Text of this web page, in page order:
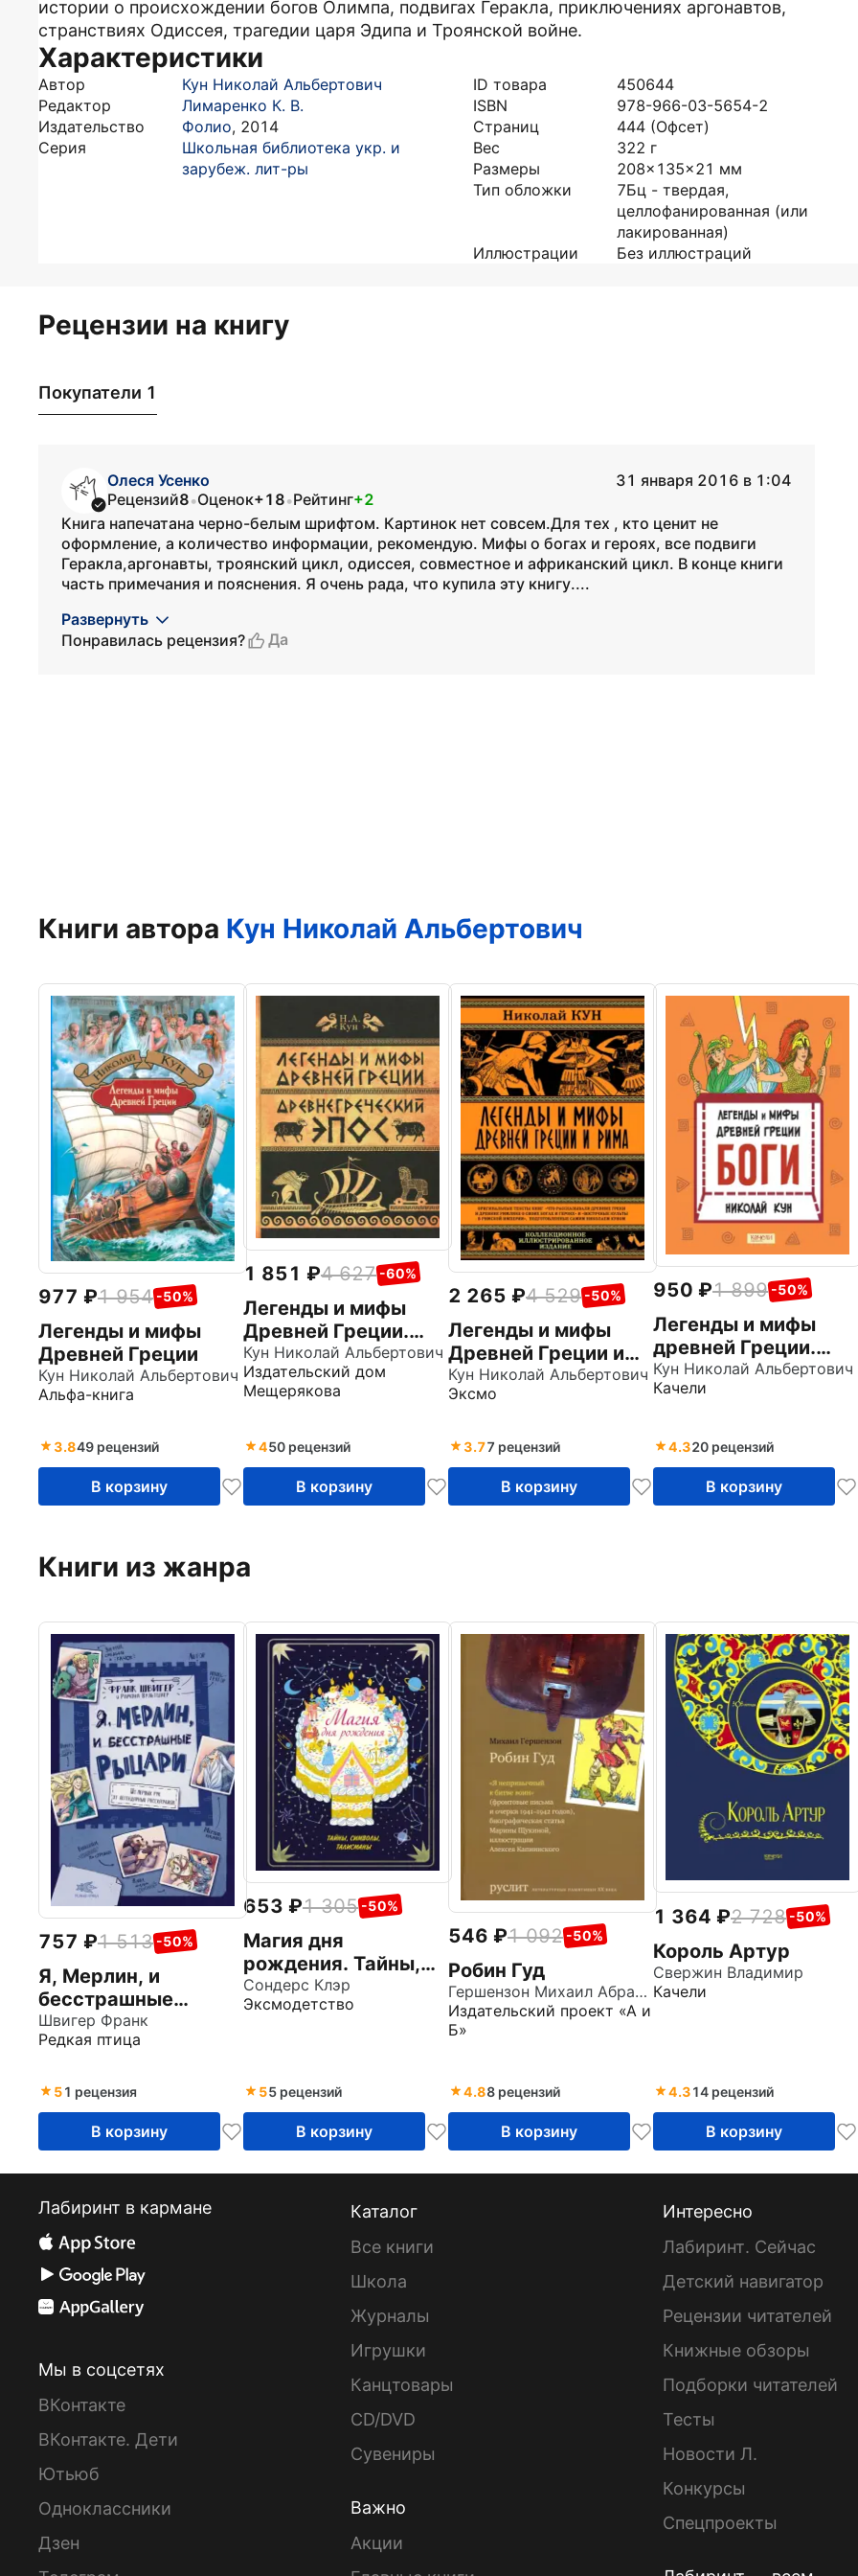
истории о происхождении богов Олимпа, подвигах Геракла, приключениях аргонавтов,
странствиях Одиссея, трагедии царя Эдипа и Троянской войне.
Характеристики
Автор
Кун Николай Альбертович
Редактор
Лимаренко К. В.
Издательство
Фолио, 2014
Серия
Школьная библиотека укр. и
зарубеж. лит-ры
ID товара
450644
ISBN
978-966-03-5654-2
Страниц
444 (Офсет)
Вес
322 г
Размеры
208x135x21 мм
Тип обложки
7Бц - твердая,
целлофанированная (или
лакированная)
Иллюстрации
Без иллюстраций
Рецензии на книгу
Покупатели 1
Олеся Усенко
31 января 2016 в 1:04
Рецензий8•Оценок+18•Рейтинг+2
Книга напечатана черно-белым шрифтом. Картинок нет совсем.Для тех , кто ценит не
оформление, а количество информации, рекомендую. Мифы о богах и героях, все подвиги
Геракла,аргонавты, троянский цикл, одиссея, совместное и африканский цикл. В конце книги
часть примечания и пояснения. Я очень рада, что купила эту книгу....
Развернуть
Понравилась рецензия?
Да
Книги автора Кун Николай Альбертович
977 1 954 -50%
Легенды и мифы
Древней Греции
Кун Николай Альбертович
Альфа-книга
3.849 рецензий
В корзину
1 851 4 627 -60%
Легенды и мифы
Древней Греции.
Часть 2.
Древнегреческий
эпос
Кун Николай Альбертович
Издательский дом
Мещерякова
450 рецензий
В корзину
2 265 4 529 -50%
Легенды и мифы
Древней Греции и
Рима.Что
рассказывали
римляне о своих
богах и героях
Кун Николай Альбертович
Эксмо
3.77 рецензий
В корзину
950 1 899 -50%
Легенды и мифы
древней Греции.
Книга 1. Боги
Кун Николай Альбертович
Качели
4.320 рецензий
В корзину
Книги из жанра
757 1 513 -50%
Я, Мерлин, и
бесстрашные
рыцари. Из первых
рук от легендарных
Швигер Франк
Редкая птица
51 рецензия
В корзину
653 1 305 -50%
Магия дня
рождения. Тайны,
символы,
талисманы
Сондерс Клэр
Эксмодетство
55 рецензий
В корзину
546 1 092 -50%
Робин Гуд
Гершензон Михаил Абрамович
Издательский проект «А и
Б»
4.88 рецензий
В корзину
1 364 2 728 -50%
Король Артур
Свержин Владимир
Качели
4.314 рецензий
В корзину
Лабиринт в кармане
Мы в соцсетях
ВКонтакте
ВКонтакте. Дети
Ютьюб
Одноклассники
Дзен
Каталог
Все книги
Школа
Журналы
Игрушки
Канцтовары
CD/DVD
Сувениры
Важно
Акции
Интересно
Лабиринт. Сейчас
Детский навигатор
Рецензии читателей
Книжные обзоры
Подборки читателей
Тесты
Новости Л.
Конкурсы
Спецпроекты